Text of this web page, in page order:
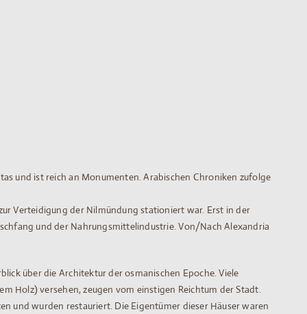
und ist reich an Monumenten. Arabischen Chroniken zufolge
Verteidigung der Nilmündung stationiert war. Erst in der
und der Nahrungsmittelindustrie. Von/Nach Alexandria
über die Architektur der osmanischen Epoche. Viele
Holz) versehen, zeugen vom einstigen Reichtum der Stadt.
und wurden restauriert. Die Eigentümer dieser Häuser waren